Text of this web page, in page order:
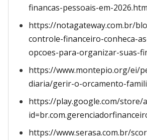
financas-pessoais-em-
https://notagateway.com.br/
controle-financeiro-conheca-
opcoes-para-organizar-suas-
https://www.montepio.org/ei/
diaria/gerir-o-orcamento-
https://play.google.com/store/
https://www.serasa.com.br/